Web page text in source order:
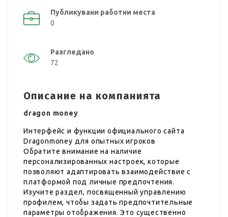
Публикувани работни места
0
Разгледано
72
Описание на компанията
dragon money
Интерфейс и функции официального сайта
Dragonmoney для опытных игроков
Обратите внимание на наличие
персонализированных настроек, которые
позволяют адаптировать взаимодействие с
платформой под личные предпочтения.
Изучите раздел, посвященный управлению
профилем, чтобы задать предпочтительные
параметры отображения. Это существенно